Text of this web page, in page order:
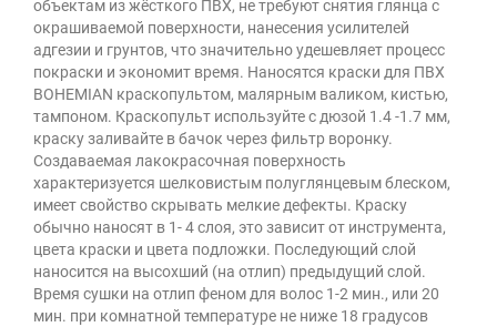
объектам из жёсткого ПВХ, не требуют снятия глянца с
окрашиваемой поверхности, нанесения усилителей
адгезии и грунтов, что значительно удешевляет процесс
покраски и экономит время. Наносятся краски для ПВХ
BOHEMIAN краскопультом, малярным валиком, кистью,
тампоном. Краскопульт используйте с дюзой 1.4 -1.7 мм,
краску заливайте в бачок через фильтр воронку.
Создаваемая лакокрасочная поверхность
характеризуется шелковистым полуглянцевым блеском,
имеет свойство скрывать мелкие дефекты. Краску
обычно наносят в 1- 4 слоя, это зависит от инструмента,
цвета краски и цвета подложки. Последующий слой
наносится на высохший (на отлип) предыдущий слой.
Время сушки на отлип феном для волос 1-2 мин., или 20
мин. при комнатной температуре не ниже 18 градусов